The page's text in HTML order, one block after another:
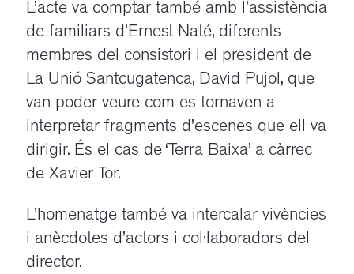
L’acte va comptar també amb l’assistència
de familiars d’Ernest Naté, diferents
membres del consistori i el president de
La Unió Santcugatenca, David Pujol, que
van poder veure com es tornaven a
interpretar fragments d’escenes que ell va
dirigir. És el cas de ‘Terra Baixa’ a càrrec
de Xavier Tor.
L’homenatge també va intercalar vivències
i anècdotes d’actors i col·laboradors del
director.